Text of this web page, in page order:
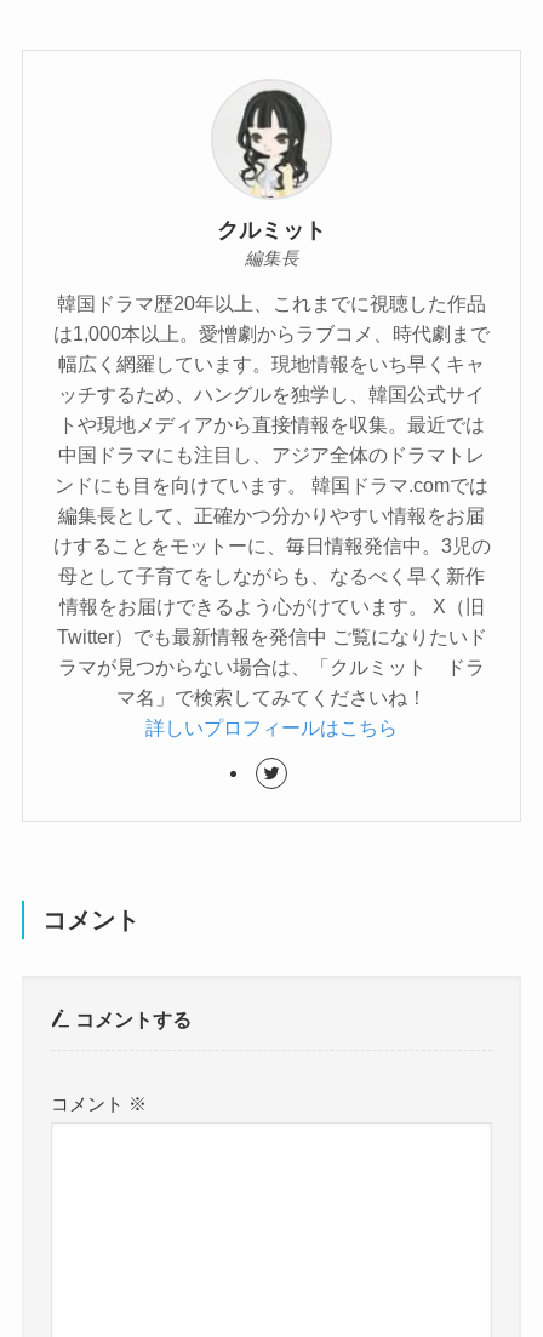
クルミット
編集長
韓国ドラマ歴20年以上、これまでに視聴した作品
は1,000本以上。愛憎劇からラブコメ、時代劇まで
幅広く網羅しています。現地情報をいち早くキャ
ッチするため、ハングルを独学し、韓国公式サイ
トや現地メディアから直接情報を収集。最近では
中国ドラマにも注目し、アジア全体のドラマトレ
ンドにも目を向けています。 韓国ドラマ.comでは
編集長として、正確かつ分かりやすい情報をお届
けすることをモットーに、毎日情報発信中。3児の
母として子育てをしながらも、なるべく早く新作
情報をお届けできるよう心がけています。 X（旧
Twitter）でも最新情報を発信中 ご覧になりたいド
ラマが見つからない場合は、「クルミット ドラ
マ名」で検索してみてくださいね！
詳しいプロフィールはこちら
コメント
コメントする
コメント ※